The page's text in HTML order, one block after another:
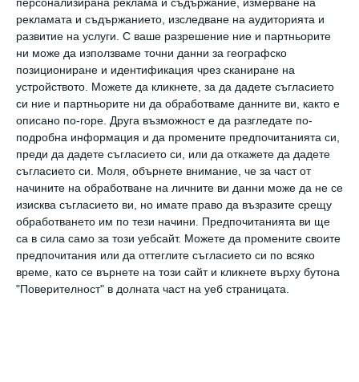
рекламата и съдържанието, изследване на аудиторията и
развитие на услуги. С ваше разрешение ние и партньорите
ни може да използваме точни данни за географско
позициониране и идентификация чрез сканиране на
устройството. Можете да кликнете, за да дадете съгласието
си ние и партньорите ни да обработваме данните ви, както е
описано по-горе. Друга възможност е да разгледате по-
подробна информация и да промените предпочитанията си,
преди да дадете съгласието си, или да откажете да дадете
съгласието си.
Моля, обърнете внимание, че за част от
начините на обработване на личните ви данни може да не се
изисква съгласието ви, но имате право да възразите срещу
обработването им по тези начини. Предпочитанията ви ще
са в сила само за този уебсайт. Можете да промените своите
предпочитания или да оттеглите съгласието си по всяко
време, като се върнете на този сайт и кликнете върху бутона
"Поверителност" в долната част на уеб страницата.
кръвообращението. Трябва да легнете на
земята по гръб. След това повдигнете леко
таза от пода, като вдишате, плъзнете
длани под задните части, отпуснете се
върху лактите и опитайте да повдигнете
горната част на торса, като отпуснете
главата назад.
Подготовка
Преди да започнете да изпълнявате двете
асани, добре е да подготвите тялото и ума
си. Подходяща загряваща поза е Шавасана.